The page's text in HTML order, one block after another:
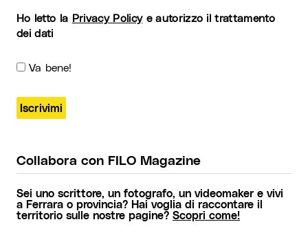
Ho letto la Privacy Policye autorizzo il trattamento
dei dati
Va bene!
Collabora con FILO Magazine
Sei uno scrittore, un fotografo, un videomaker e vivi
a Ferrara o provincia? Hai voglia di raccontare il
territorio sulle nostre pagine? Scopri come!